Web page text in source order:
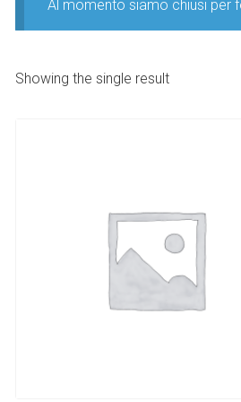
Al momento siamo chiusi per
Showing the single result